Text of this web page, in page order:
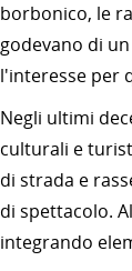
borbonico, le
godevano di
l'interesse per
Negli ultimi
culturali e
di strada e
di spettacolo.
integrando